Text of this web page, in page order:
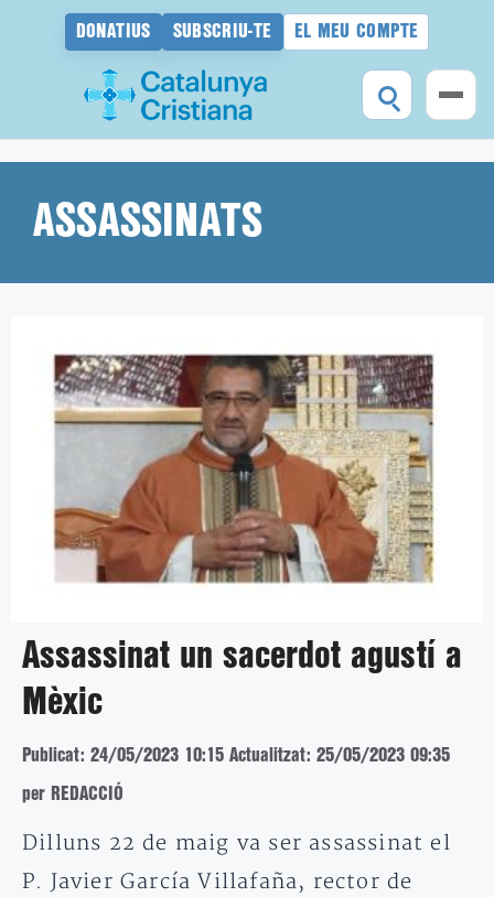
DONATIUS SUBSCRIU-TE EL MEU COMPTE
contingutASSASSINATS
Assassinat un sacerdot agustí a
Mèxic
Publicat: 24/05/2023 10:15 Actualitzat: 25/05/2023 09:35
per REDACCIÓ
Dilluns 22 de maig va ser assassinat el
P. Javier García Villafaña, rector de